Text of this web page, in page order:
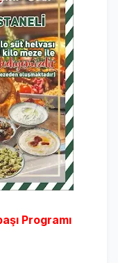
Programı